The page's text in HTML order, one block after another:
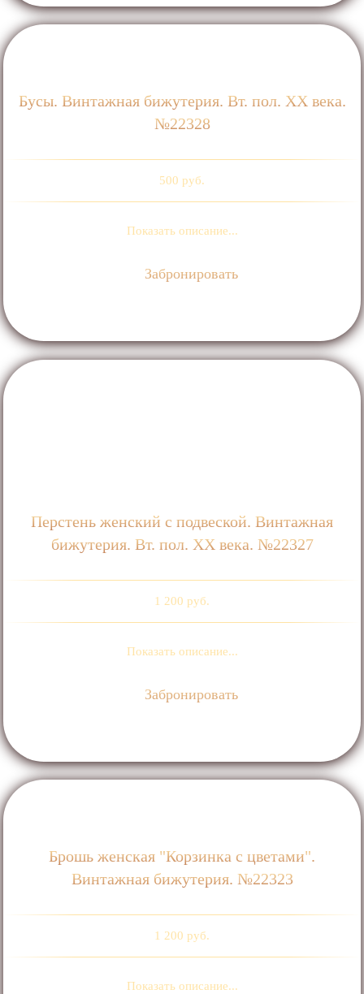
Бусы. Винтажная бижутерия. Вт. пол. ХХ века.
№22328
500 руб.
Показать описание...
Забронировать
Перстень женский с подвеской. Винтажная
бижутерия. Вт. пол. ХХ века. №22327
1 200 руб.
Показать описание...
Забронировать
Брошь женская "Корзинка с цветами".
Винтажная бижутерия. №22323
1 200 руб.
Показать описание...